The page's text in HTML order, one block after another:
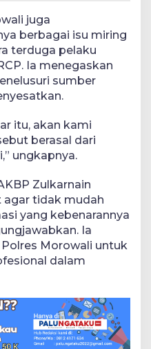
juga
berbagai isu miring
terduga pelaku
Ia menegaskan
sumber
itu, akan kami
berasal dari
ungkapnya.
Zulkarnain
tidak mudah
yang kebenarannya
Ia
Morowali untuk
dalam